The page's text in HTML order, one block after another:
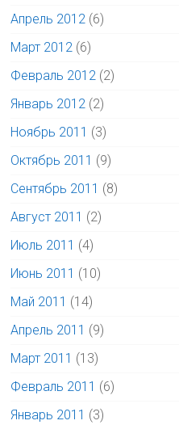
Апрель 2012 (6)
Март 2012 (6)
Февраль 2012 (2)
Январь 2012 (2)
Ноябрь 2011 (3)
Октябрь 2011 (9)
Сентябрь 2011 (8)
Август 2011 (2)
Июль 2011 (4)
Июнь 2011 (10)
Май 2011 (14)
Апрель 2011 (9)
Март 2011 (13)
Февраль 2011 (6)
Январь 2011 (3)